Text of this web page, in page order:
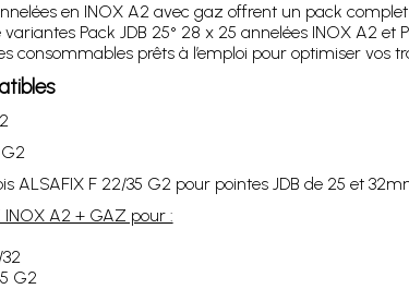
en INOX A2 avec gaz offrent un pack
Pack JDB 25° 28 x 25 annelées INOX A2 et
consommables prêts à l’emploi pour optimiser vos
ALSAFIX F 22/35 G2 pour pointes JDB de 25 et
INOX A2 + GAZ pour :
G2